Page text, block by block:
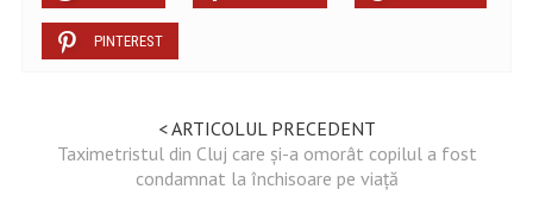
PINTEREST
< ARTICOLUL PRECEDENT
Taximetristul din Cluj care și-a omorât copilul a fost
condamnat la închisoare pe viață